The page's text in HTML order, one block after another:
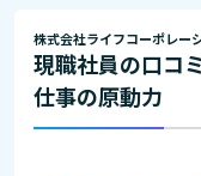
株式会社ライフコーポレー
現職社員の口コ
仕事の原動力